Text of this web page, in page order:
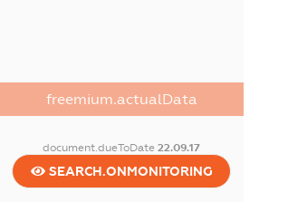
freemium.actualData
document.dueToDate22.09.17
SEARCH.ONMONITORING